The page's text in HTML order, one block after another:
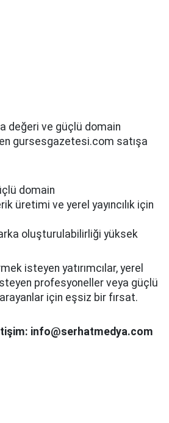
değeri ve güçlü domain
gursesgazetesi.com satışa
domain
üretimi ve yerel yayıncılık için
oluşturulabilirliği yüksek
isteyen yatırımcılar, yerel
profesyoneller veya güçlü
için eşsiz bir fırsat.
info@serhatmedya.com